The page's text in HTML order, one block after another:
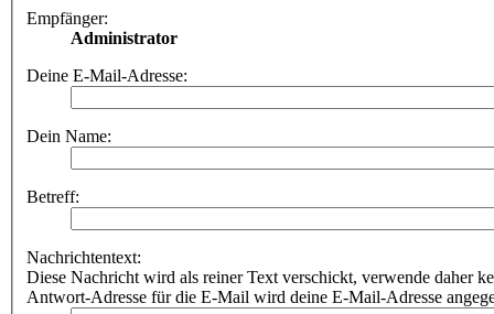
Empfänger:
Administrator
Deine E-Mail-Adresse:
Dein Name:
Betreff:
Nachrichtentext:
Diese Nachricht wird als reiner Text verschickt, verwende daher
Antwort-Adresse für die E-Mail wird deine E-Mail-Adresse